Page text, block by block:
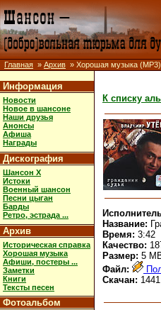
Главная » Архив » Хорошая музыка (MP3)
Информация
Новости
Новое в шансоне
Наши друзья
Анонсы
Афиша
Награды
Дискография
Шансон X
Истоки
Военный шансон
Песни цыган
Барды
Ретро, эстрада ...
Архив
Историческая справка
Хорошая музыка
Афиши, постеры ...
Заметки
Книги
Тексты песен
Фотоальбом
К списку
Название:
Время: 3:42
Качество:
Размер: 5
Файл:
Скачан: